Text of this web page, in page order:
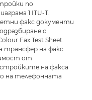
по
1 ITU-T.
факс документи
с
Fax Test Sheet.
на факс
от
на факса
на телефонната